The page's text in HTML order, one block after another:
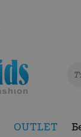
OUTLET